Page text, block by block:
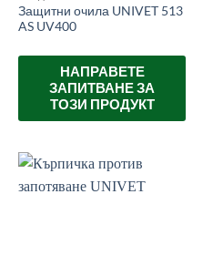
Защитни очила UNIVET 513
AS UV400
НАПРАВЕТЕ
ЗАПИТВАНЕ ЗА
ТОЗИ ПРОДУКТ